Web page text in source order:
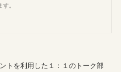
。
トを利用した１：１のトーク部